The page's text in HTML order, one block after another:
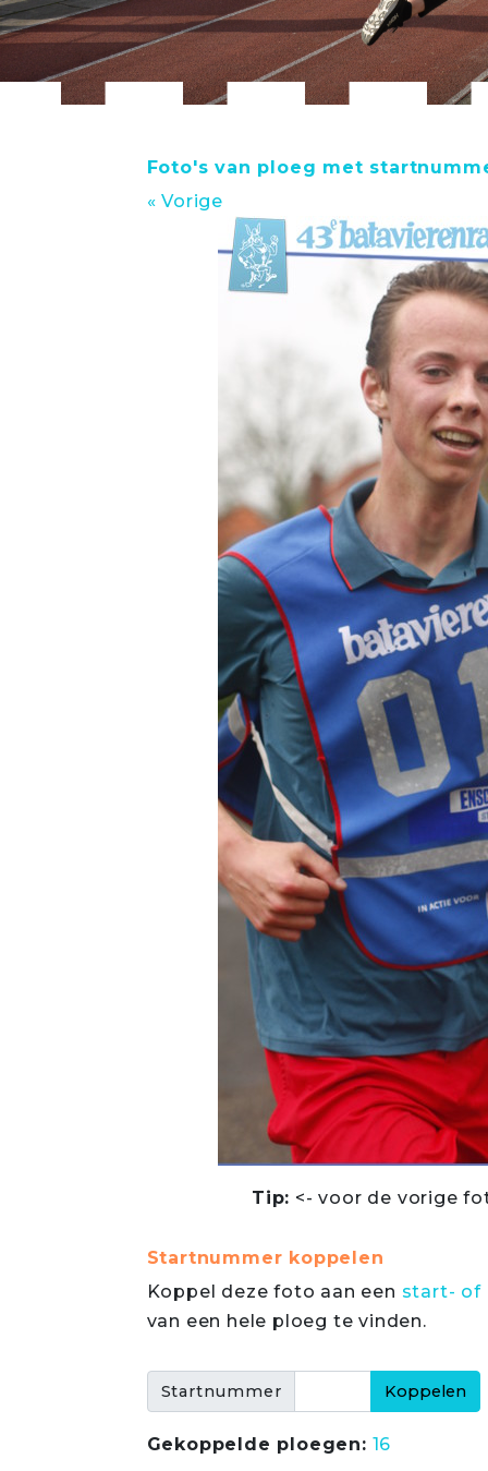
Foto's van ploeg met
« Vorige
Tip: <- voor de vorige
Startnummer koppelen
Koppel deze foto aan een start- of
van een hele ploeg te vinden.
Startnummer
Gekoppelde ploegen: 16